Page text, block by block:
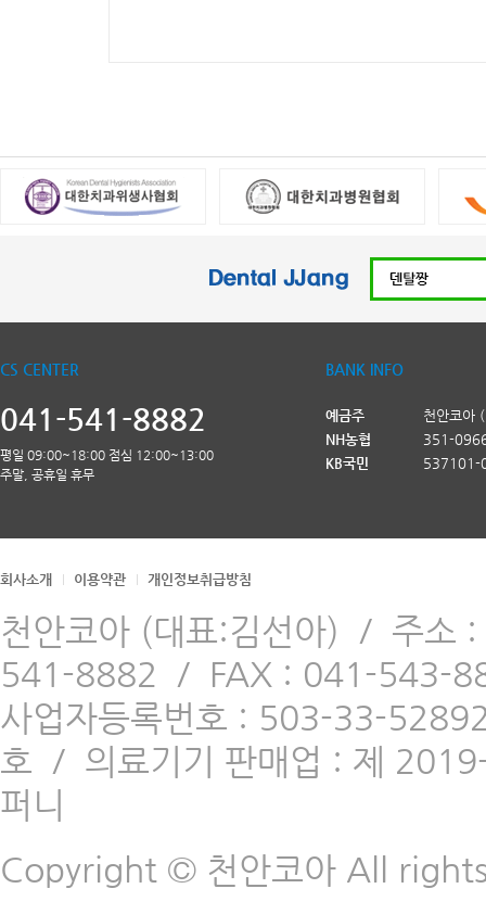
CS CENTER
041-541-8882
평일 09:00~18:00 점심 12:00~13:00
주말, 공휴일 휴무
BANK INFO
예금주
천안코아
NH농협
351-
KB국민
537101-
회사소개 이용약관 개인정보취급방침
천안코아 (대표:김선아) / 주소
541-8882 / FAX : 041-543-
사업자등록번호 : 503-33-
호 / 의료기기 판매업 : 제
퍼니
Copyright © 천안코아 All